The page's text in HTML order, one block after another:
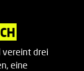
vereint drei
eine